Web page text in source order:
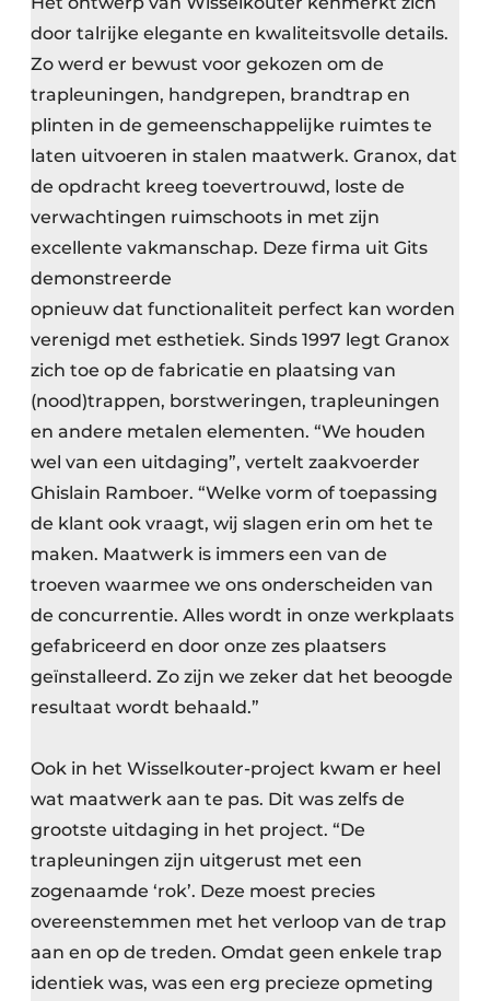
door talrijke elegante en kwaliteitsvolle details.
Zo werd er bewust voor gekozen om de
trapleuningen, handgrepen, brandtrap en
plinten in de gemeenschappelijke ruimtes te
laten uitvoeren in stalen maatwerk. Granox, dat
de opdracht kreeg toevertrouwd, loste de
verwachtingen ruimschoots in met zijn
excellente vakmanschap. Deze firma uit Gits
demonstreerde
opnieuw dat functionaliteit perfect kan worden
verenigd met esthetiek. Sinds 1997 legt Granox
zich toe op de fabricatie en plaatsing van
(nood)trappen, borstweringen, trapleuningen
en andere metalen elementen. “We houden
wel van een uitdaging”, vertelt zaakvoerder
Ghislain Ramboer. “Welke vorm of toepassing
de klant ook vraagt, wij slagen erin om het te
maken. Maatwerk is immers een van de
troeven waarmee we ons onderscheiden van
de concurrentie. Alles wordt in onze werkplaats
gefabriceerd en door onze zes plaatsers
geïnstalleerd. Zo zijn we zeker dat het beoogde
resultaat wordt behaald.”
Ook in het Wisselkouter-project kwam er heel
wat maatwerk aan te pas. Dit was zelfs de
grootste uitdaging in het project. “De
trapleuningen zijn uitgerust met een
zogenaamde ‘rok’. Deze moest precies
overeenstemmen met het verloop van de trap
aan en op de treden. Omdat geen enkele trap
identiek was, was een erg precieze opmeting